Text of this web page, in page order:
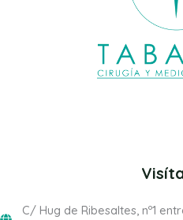
C/ Hug de Ribesaltes, nº1